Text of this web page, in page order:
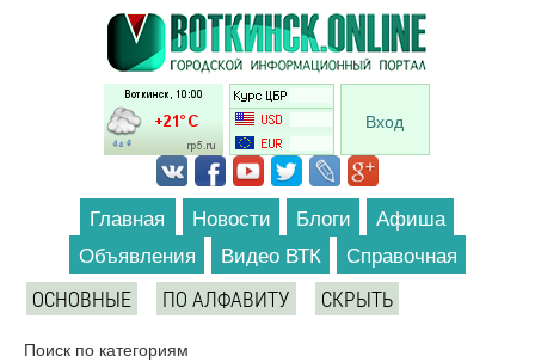
Перейти к основному содержанию
Вход
Главная Новости Блоги
Афиша
Объявления
Видео ВТК Справочная
ОСНОВНЫЕ ПО АЛФАВИТУ СКРЫТЬ
Поиск по категориям